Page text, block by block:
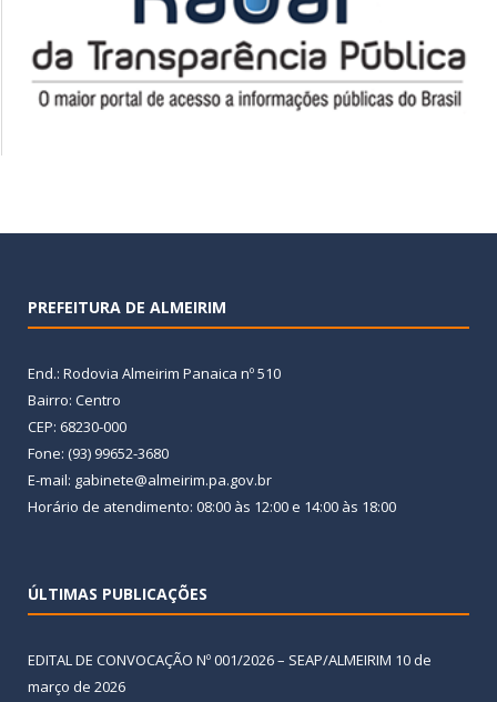
PREFEITURA DE ALMEIRIM
End.: Rodovia Almeirim Panaica nº 510
Bairro: Centro
CEP: 68230-000
Fone: (93) 99652-3680
E-mail: gabinete@almeirim.pa.gov.br
Horário de atendimento: 08:00 às 12:00 e 14:00 às 18:00
ÚLTIMAS PUBLICAÇÕES
EDITAL DE CONVOCAÇÃO Nº 001/2026 – SEAP/ALMEIRIM 10 de
março de 2026